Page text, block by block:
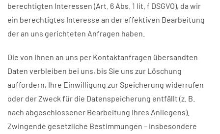
berechtigten Interessen (Art. 6 Abs. 1 lit. f DSGVO), da wir
ein berechtigtes Interesse an der effektiven Bearbeitung
der an uns gerichteten Anfragen haben.
Die von Ihnen an uns per Kontaktanfragen übersandten
Daten verbleiben bei uns, bis Sie uns zur Löschung
auffordern, Ihre Einwilligung zur Speicherung widerrufen
oder der Zweck für die Datenspeicherung entfällt (z. B.
nach abgeschlossener Bearbeitung Ihres Anliegens).
Zwingende gesetzliche Bestimmungen – insbesondere